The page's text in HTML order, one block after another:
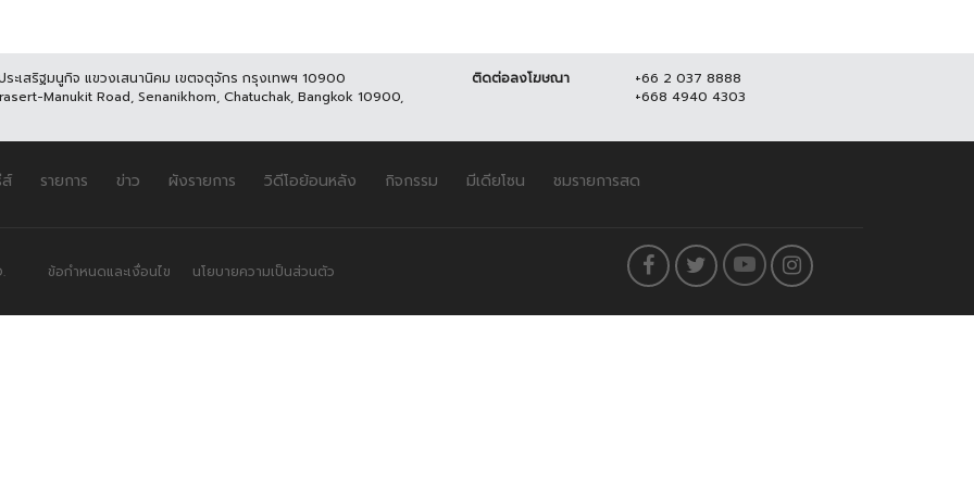
ะเสริฐมนูกิจ แขวงเสนานิคม เขตจตุจักร กรุงเทพฯ 10900
Manukit Road, Senanikhom, Chatuchak, Bangkok 10900,
ติดต่อลงโฆษณา
+66 2 037 8888
+668 4940 4303
รายการ ข่าว ผังรายการ วิดีโอย้อนหลัง กิจกรรม มีเดียโซน ชมรายการสด
ข้อกำหนดและเงื่อนไข นโยบายความเป็นส่วนตัว